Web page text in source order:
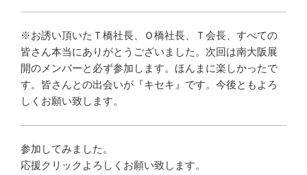
※お誘い頂いたＴ橋社長、Ｏ橋社長、Ｔ会長、すべての
皆さん本当にありがとうございました。次回は南大阪展
開のメンバーと必ず参加します。ほんまに楽しかったで
す。皆さんとの出会いが『キセキ』です。今後ともよろ
しくお願い致します。
参加してみました。
応援クリックよろしくお願い致します。